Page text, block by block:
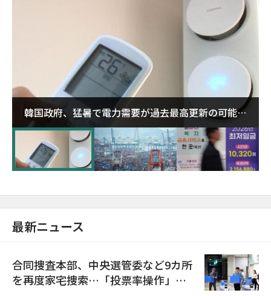
韓国政府、猛暑で電力需要が過去最高更新の可能性
に需給対応体制を点検
最新ニュース
合同捜査本部、中央選管委など9カ所
を再度家宅捜索…「投票率操作」の